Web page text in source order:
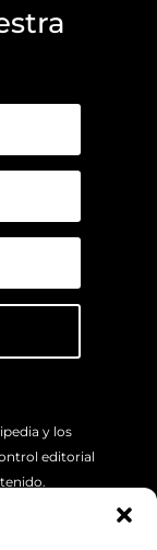
y los
editorial